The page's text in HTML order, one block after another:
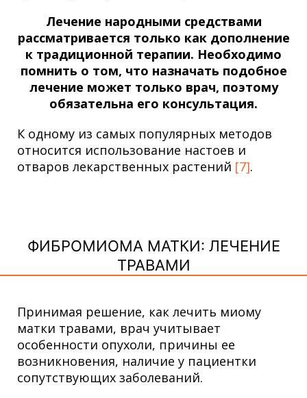
Лечение народными средствами
рассматривается только как дополнение
к традиционной терапии. Необходимо
помнить о том, что назначать подобное
лечение может только врач, поэтому
обязательна его консультация.
К одному из самых популярных методов
относится использование настоев и
отваров лекарственных растений [7].
ФИБРОМИОМА МАТКИ: ЛЕЧЕНИЕ
ТРАВАМИ
Принимая решение, как лечить миому
матки травами, врач учитывает
особенности опухоли, причины ее
возникновения, наличие у пациентки
сопутствующих заболеваний.